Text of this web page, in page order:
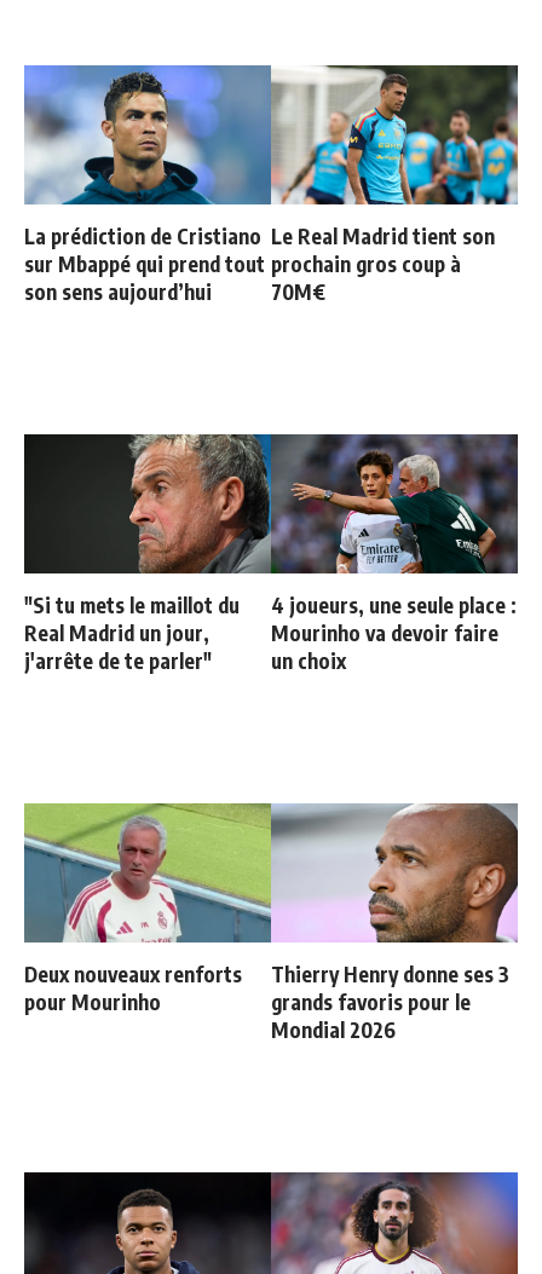
La prédiction de Cristiano
sur Mbappé qui prend tout
son sens aujourd’hui
Le Real Madrid tient son
prochain gros coup à
70M€
"Si tu mets le maillot du
Real Madrid un jour,
j'arrête de te parler"
4 joueurs, une seule place :
Mourinho va devoir faire
un choix
Deux nouveaux renforts
pour Mourinho
Thierry Henry donne ses 3
grands favoris pour le
Mondial 2026